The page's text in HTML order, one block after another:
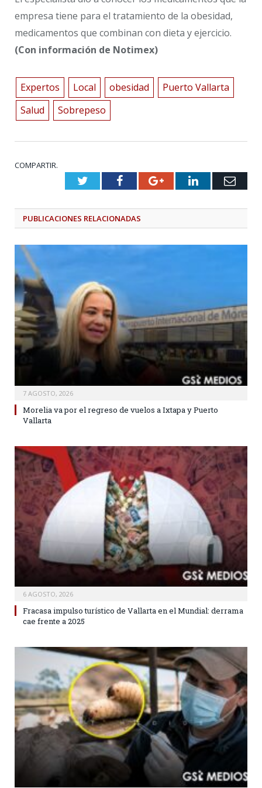
empresa tiene para el tratamiento de la obesidad,
medicamentos que combinan con dieta y ejercicio.
(Con información de Notimex)
Expertos Local obesidad
Puerto Vallarta
Salud
Sobrepeso
COMPARTIR.
TwitterFacebookGoogle+LinkedIn
PUBLICACIONES RELACIONADAS
7 AGOSTO, 2026
Morelia va por el regreso de vuelos a Ixtapa y Puerto
Vallarta
6 AGOSTO, 2026
Fracasa impulso turístico de Vallarta en el Mundial: derrama
cae frente a 2025